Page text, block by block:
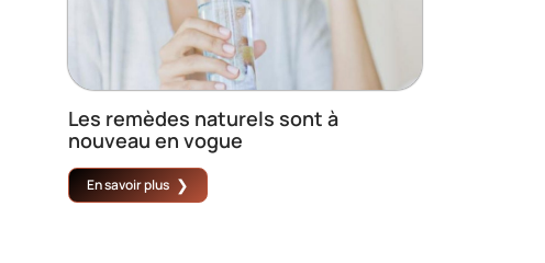
Les remèdes naturels sont à
nouveau en vogue
En savoir plus